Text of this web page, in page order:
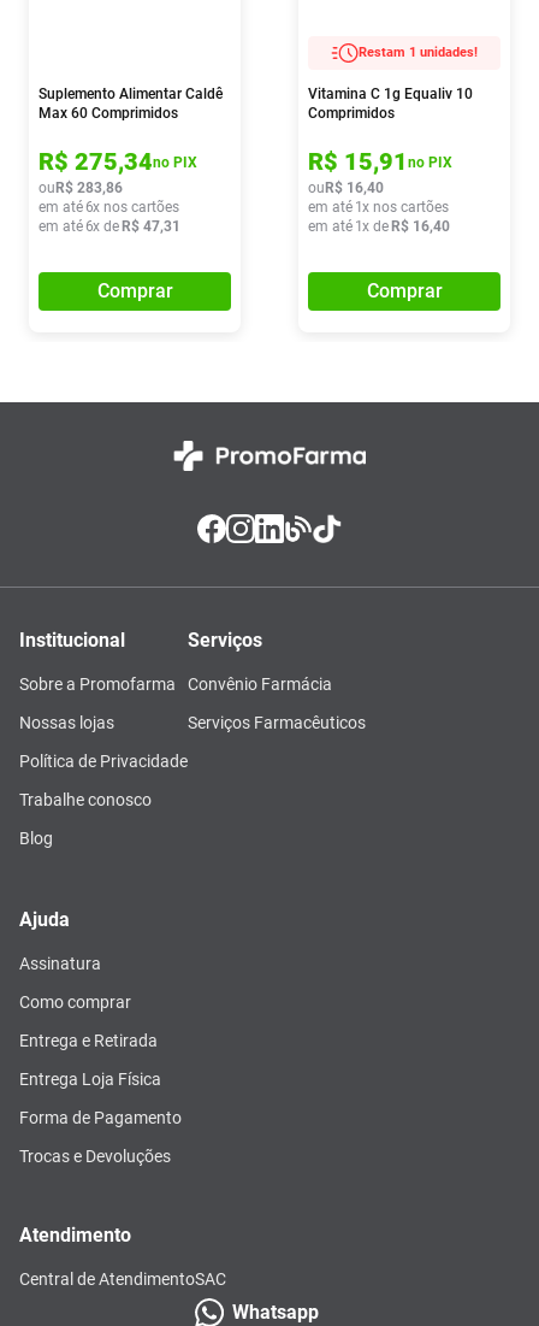
Suplemento Alimentar Caldê
Max 60 Comprimidos
R$ 275,34no PIX
ou R$ 283,86
em até6x nos cartões
em até6x de R$ 47,31
Comprar
Restam 1 unidades!
Vitamina C 1g Equaliv 10
Comprimidos
R$ 15,91 no PIX
ou R$ 16,40
em até 1x nos cartões
em até 1x de R$ 16,40
Comprar
Institucional
Sobre a Promofarma
Nossas lojas
Política de Privacidade
Trabalhe conosco
Blog
Serviços
Convênio Farmácia
Serviços Farmacêuticos
Ajuda
Assinatura
Como comprar
Entrega e Retirada
Entrega Loja Física
Forma de Pagamento
Trocas e Devoluções
Atendimento
Central de AtendimentoSAC
Whatsapp